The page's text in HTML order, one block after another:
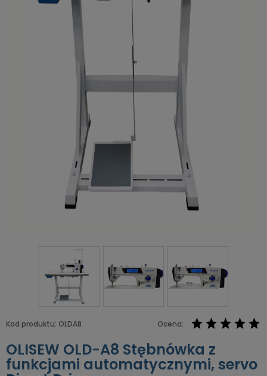
Ocena:
Kod produktu: OLDA8
OLISEW OLD-A8 Stębnówka z
funkcjami automatycznymi, servo